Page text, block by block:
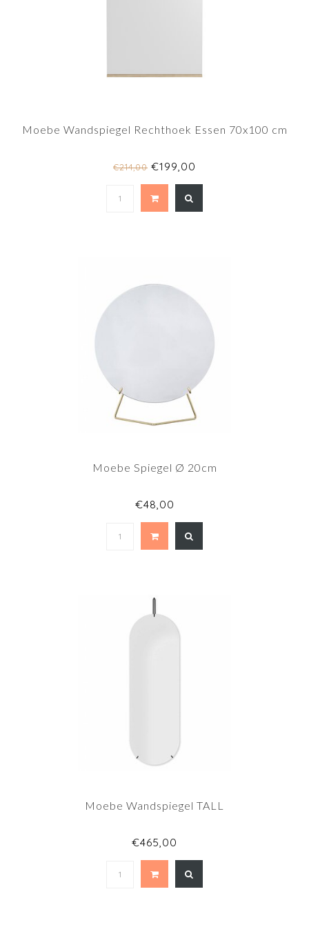
Moebe Wandspiegel Rechthoek Essen 70x100 cm
€214,00 €199,00
Moebe Spiegel Ø 20cm
€48,00
Moebe Wandspiegel TALL
€465,00